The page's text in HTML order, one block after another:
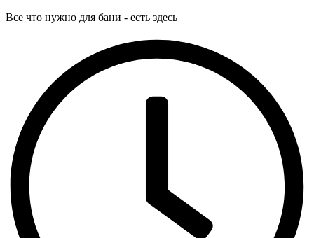
Все что нужно для бани - есть здесь